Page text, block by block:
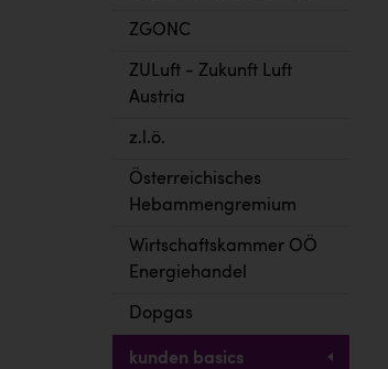
ZGONC
ZULuft - Zukunft Luft
Austria
z.l.ö.
Österreichisches
Hebammengremium
Wirtschaftskammer OÖ
Energiehandel
Dopgas
kunden basics